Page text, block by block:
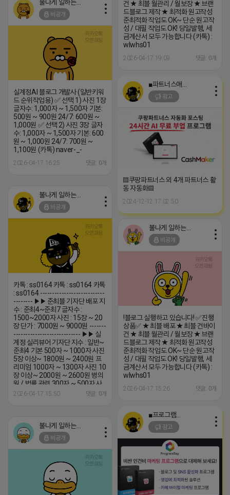
건 ★ 최블 월관리 / 월보장 ★ 브랜
드블로그 제작 ★ 최적화 원고작성
준최적화 작업도 OK~ 단순 원고작
성 / 대필 작업도 OK! 당일발행, 세
금계산서 모두 가능합니다 (카톡) :
wlwhs01
2026-04-17 19:09 댓글: 0개
불나게 일하는 네오
비공개
실계정AI 블로그 개발사 (일반키워
드 순위작업용) ✅ 선택 1) 사진 1장
글자수: 1,000자 ~ 1,500자 기본:
500원 ~ 900원 24/7: 600원 ~
1,000원 ✅ 선택 2) 사진 3장 글자
수: 1,000자 ~ 1,500자 기본: 600
원 ~ 1,000원 24/7: 700원 ~
1,100원 (카톡) naver-_-
2026-04-17 16:25 댓글: 0개
광고
▤쿠팡파트너스 외 4개 파트너스 활
동 자동화▤
2024-12-12 17:02:50
불나게 일하는 네오
비공개
카톡 : ss0164 카톡 : ss0164 카톡
: ss0164 ---------------------------
-------- ▶▶ 준최블 기자단 배포 지
수 : 준최4~준최7 글자수 :
1500~2000자 사진 : 15장 ~ 20
장 단가 : 7000원 ~ 9000원 -------
---------------------------- ▶▶ 실
계정 실리뷰어 기자단 지수 : 일반~
준최4 기본 500자 ~ 1000자 사진
5장 이상~ 1800원 ~ 2400원 프
리미엄 1000자 ~ 1300자 사진 10
장 이상~ 2000원 ~ 2600원 병의
원 / 법률 관련 300자 ~ 500자 사
진5장 이상~ 1800원~2400원 지
400원~ 247활성 500원~ --------
--------------------------- ▶▶ AI실
계정 A타입...
2026-04-17 15:50 댓글: 0개
불나게 일하는 네오
비공개
!블로그 실행하고 있습니다! ✅진행
상품✅ ★ 최블 배포 ★ 최블 건바이
건 ★ 최블 월관리 / 월보장 ★ 브랜
드블로그 제작 ★ 최적화 원고작성
준최적화 작업도 OK~ 단순 원고작
성 / 대필 작업도 OK! 당일발행, 세
금계산서 모두 가능합니다 (카톡) :
wlwhs01
2026-04-17 15:26 댓글: 0개
광고
불나게 일하는 네오
비공개